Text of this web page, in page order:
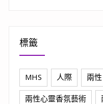
標籤
MHS 人際 兩性
兩性心靈香氛藝術